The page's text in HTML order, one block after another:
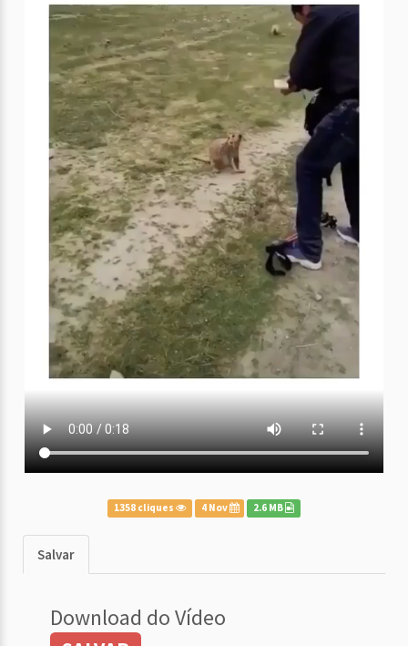
1358 cliques 4 Nov 2.6 MB
Salvar
Download do Vídeo